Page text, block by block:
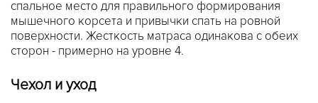
спальное место для правильного формирования
мышечного корсета и привычки спать на ровной
поверхности. Жесткость матраса одинакова с обеих
сторон - примерно на уровне 4.
Чехол и уход